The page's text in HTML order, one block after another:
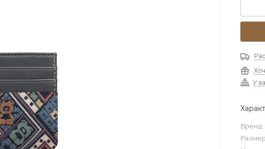
У
Бренд
Размер